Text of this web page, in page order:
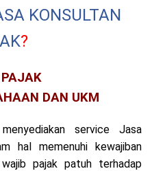
KONSULTAN
?
DAN UKM
service Jasa
hal memenuhi kewajiban
pajak patuh terhadap